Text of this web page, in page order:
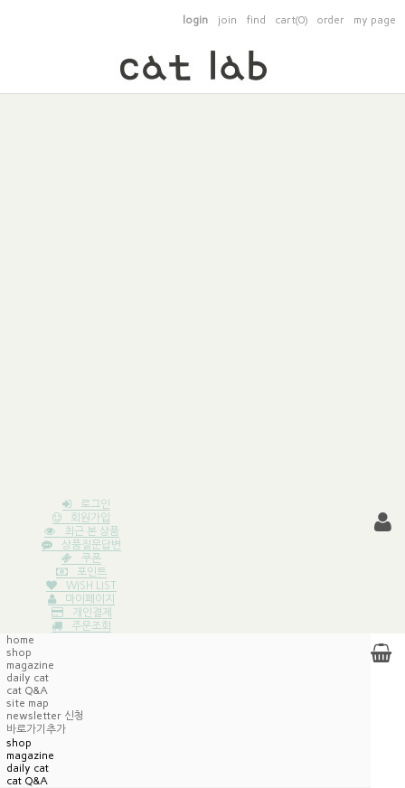
login join find cart(0) order my page
로그인
회원가입
최근 본 상품
상품질문답변
쿠폰
포인트
WISH LIST
마이페이지
개인결제
주문조회
home
shop
magazine
daily cat
cat Q&A
site map
newsletter 신청
바로가기추가
shop
magazine
daily cat
cat Q&A